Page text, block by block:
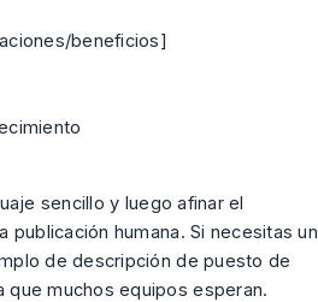
beneficios]
sencillo y luego afinar el
humana. Si necesitas un
de descripción de puesto de
muchos equipos esperan.